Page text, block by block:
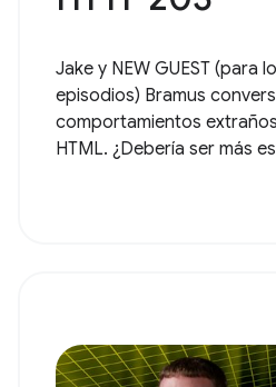
Jake y NEW GUEST (para
episodios) Bramus
comportamientos
HTML. ¿Debería ser más